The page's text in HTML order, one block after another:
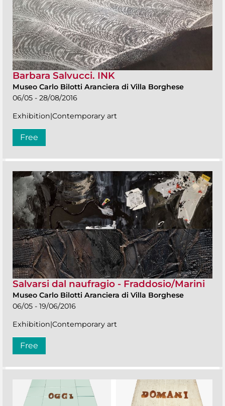
Barbara Salvucci. INK
Museo Carlo Bilotti Aranciera di Villa Borghese
06/05 - 28/08/2016
Exhibition|Contemporary art
Free
Salvarsi dal naufragio - Fraddosio/Marini
Museo Carlo Bilotti Aranciera di Villa Borghese
06/05 - 19/06/2016
Exhibition|Contemporary art
Free